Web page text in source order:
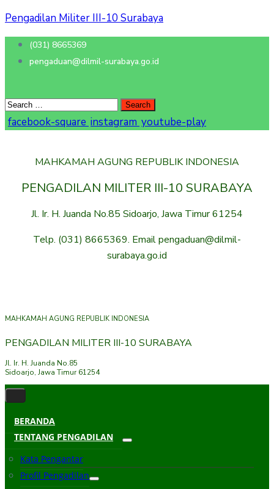
Pengadilan Militer III-10 Surabaya
(031) 8665369
pengaduan@dilmil-surabaya.go.id
facebook-square instagram youtube-play
MAHKAMAH AGUNG REPUBLIK INDONESIA
PENGADILAN MILITER III-10 SURABAYA
Jl. Ir. H. Juanda No.85 Sidoarjo, Jawa Timur 61254
Telp. (031) 8665369. Email pengaduan@dilmil-
surabaya.go.id
MAHKAMAH AGUNG REPUBLIK INDONESIA
PENGADILAN MILITER III-10 SURABAYA
Jl. Ir. H. Juanda No.85
Sidoarjo, Jawa Timur 61254
BERANDA
TENTANG PENGADILAN
Kata Pengantar
Profil Pengadilan